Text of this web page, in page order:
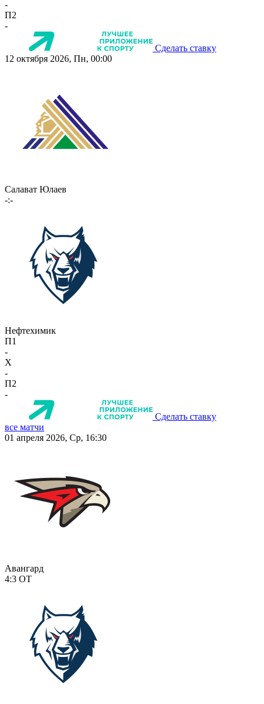
-
П2
-
Сделать ставку
12 октября 2026, Пн, 00:00
Салават Юлаев
-:-
Нефтехимик
П1
-
X
-
П2
-
Сделать ставку
все матчи
01 апреля 2026, Ср, 16:30
Авангард
4:3 ОТ